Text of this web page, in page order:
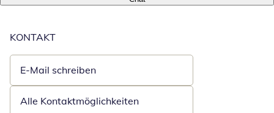
KONTAKT
E-Mail schreiben
Öffnet E-Mail-Client
Alle Kontaktmöglichkeiten